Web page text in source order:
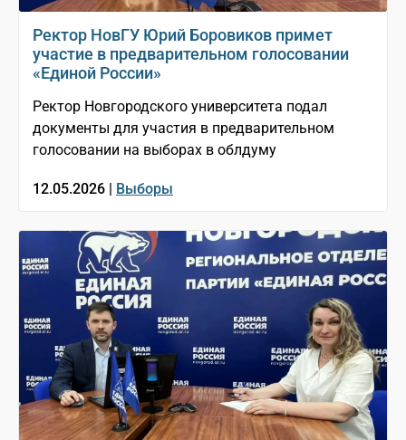
Ректор НовГУ Юрий Боровиков примет
участие в предварительном голосовании
«Единой России»
Ректор Новгородского университета подал
документы для участия в предварительном
голосовании на выборах в облдуму
12.05.2026 | Выборы